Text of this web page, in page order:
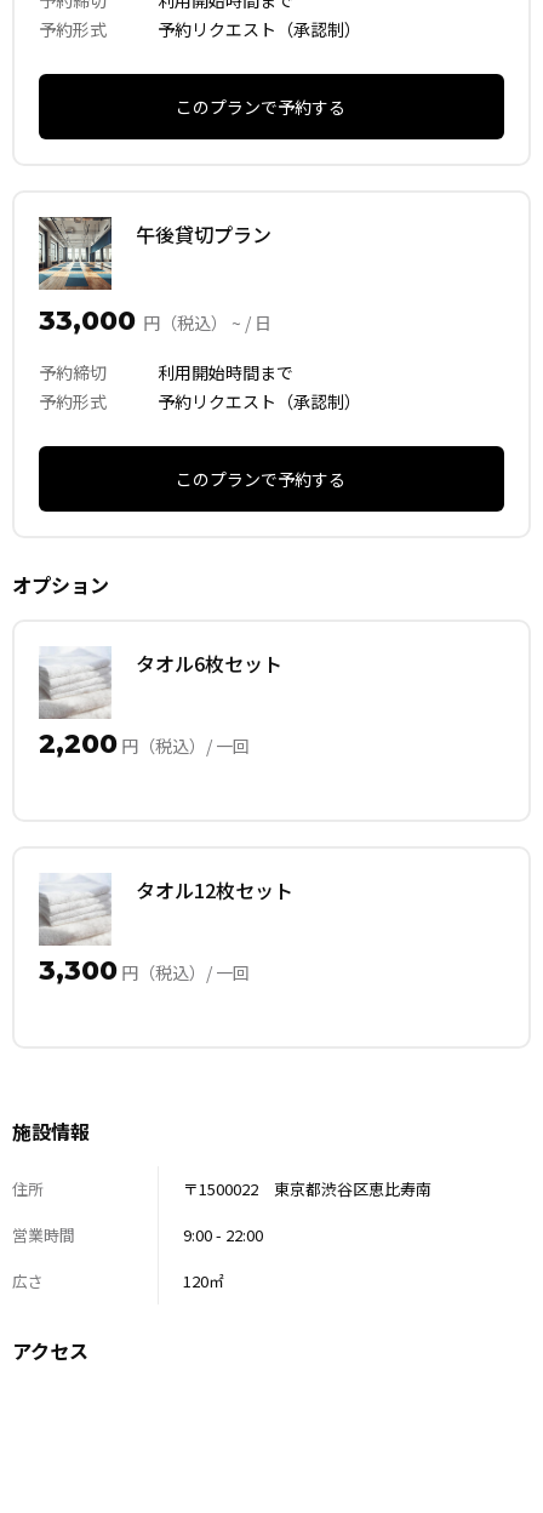
予約形式 予約リクエスト（承認制）
このプランで予約する
午後貸切プラン
33,000 円（税込） ~ / 日
予約締切 利用開始時間まで
予約形式 予約リクエスト（承認制）
このプランで予約する
オプション
タオル6枚セット
2,200 円（税込）/ 一回
タオル12枚セット
3,300 円（税込）/ 一回
施設情報
住所
〒1500022 東京都渋谷区恵比寿南
営業時間
9:00 - 22:00
広さ
120㎡
アクセス